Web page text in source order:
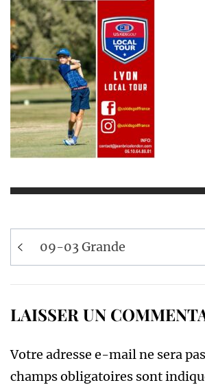
Navigation
de
09-03 Grande
LAISSER UN
Votre adresse e-mail ne sera
champs obligatoires sont